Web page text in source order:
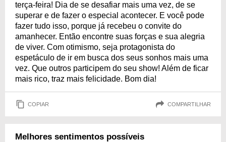
terça-feira! Dia de se desafiar mais uma vez, de se
superar e de fazer o especial acontecer. E você pode
fazer tudo isso, porque já recebeu o convite do
amanhecer. Então encontre suas forças e sua alegria
de viver. Com otimismo, seja protagonista do
espetáculo de ir em busca dos seus sonhos mais uma
vez. Que outros participem do seu show! Além de ficar
mais rico, traz mais felicidade. Bom dia!
COPIAR COMPARTILHAR
Melhores sentimentos possíveis